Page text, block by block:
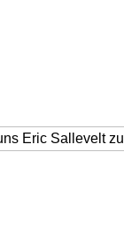
Eric Sallevelt